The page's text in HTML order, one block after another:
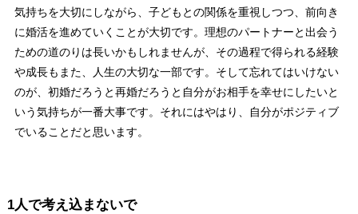
気持ちを大切にしながら、子どもとの関係を重視しつつ、前向き
に婚活を進めていくことが大切です。理想のパートナーと出会う
ための道のりは長いかもしれませんが、その過程で得られる経験
や成長もまた、人生の大切な一部です。そして忘れてはいけない
のが、初婚だろうと再婚だろうと自分がお相手を幸せにしたいと
いう気持ちが一番大事です。それにはやはり、自分がポジティブ
でいることだと思います。
1人で考え込まないで